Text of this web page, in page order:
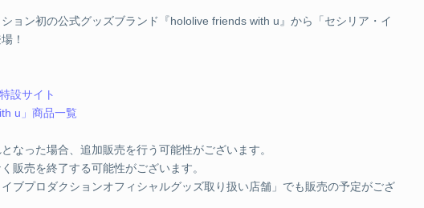
ョン初の公式グッズブランド『hololive friends with u』から「セシリア・イ
！
設サイト
u」商品一覧
なった場合、追加販売を行う可能性がございます。
販売を終了する可能性がございます。
ブプロダクションオフィシャルグッズ取り扱い店舗」でも販売の予定がござ